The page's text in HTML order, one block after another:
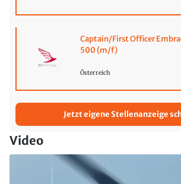
Captain/First Officer
500 (m/f)
Österreich
Jetzt eigene Stellenanzeige
Video